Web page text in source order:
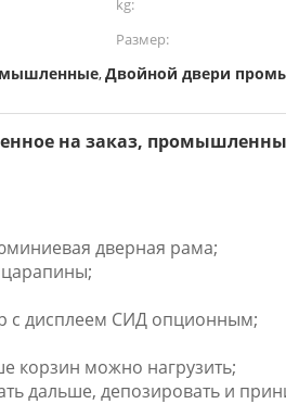
kg:
Размер:
,Двойной двери
на заказ,
дверная рама;
с дисплеем СИД опционным;
корзин можно нагрузить;
дальше, депозировать и